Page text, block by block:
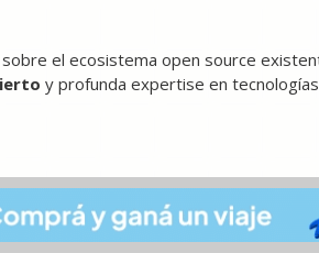
el ecosistema open source
y profunda expertise en